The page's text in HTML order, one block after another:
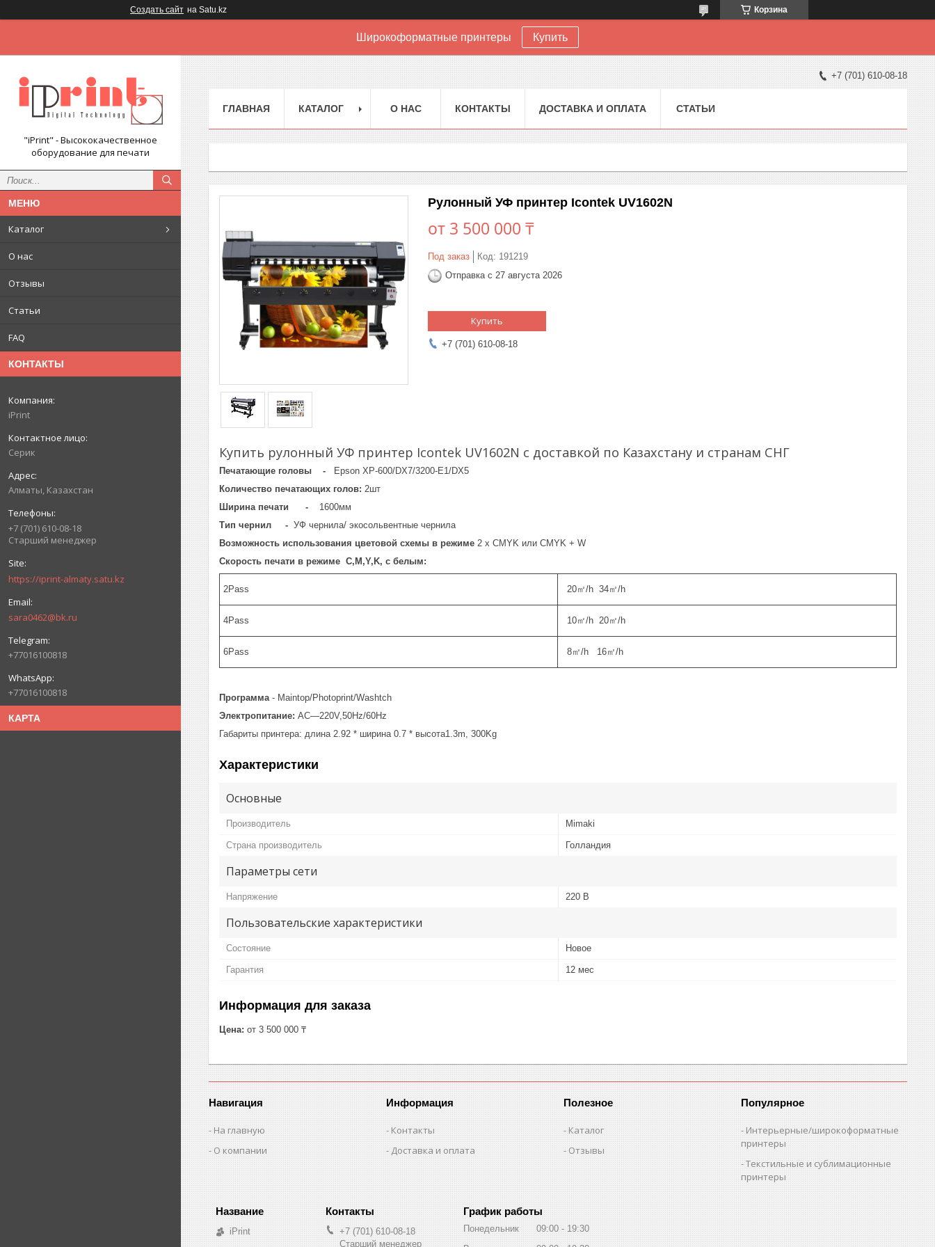
Создать сайт на Satu.kz Корзина
Широкоформатные принтеры Купить
"iPrint" - Высококачественное
оборудование для печати
Каталог
О нас
Отзывы
Статьи
FAQ
КОНТАКТЫ
iPrint
Серик
Алматы, Казахстан
+7 (701) 610-08-18
Старший менеджер
https://iprint-almaty.satu.kz
sara0462@bk.ru
+77016100818
+77016100818
КАРТА
+7 (701) 610-08-18
ГЛАВНАЯ КАТАЛОГ О НАС КОНТАКТЫ ДОСТАВКА И ОПЛАТА СТАТЬИ
Рулонный УФ принтер Icontek UV1602N
от 3 500 000 ₸
Под заказ Код: 191219
Отправка с 27 августа 2026
Купить
+7 (701) 610-08-18
Купить рулонный УФ принтер Icontek UV1602N с доставкой по Казахстану и странам СНГ
Печатающие головы -
Epson XP-600/DX7/3200-E1/DX5
Количество печатающих голов: 2шт
Ширина печати - 1600мм
Тип чернил - УФ чернила/ экосольвентные чернила
Возможность использования цветовой схемы в режиме 2 х CMYK или CMYK + W
Скорость печати в режиме C,M,Y,K, с белым:
2Pass 20㎡/h 34㎡/h
4Pass 10㎡/h 20㎡/h
6Pass 8㎡/h 16㎡/h
Программа - Maintop/Photoprint/Washtch
Электропитание: AC—220V,50Hz/60Hz
Габариты принтера: длина 2.92 * ширина 0.7 * высота1.3m, 300Kg
Характеристики
Основные
Производитель Mimaki
Страна производитель Голландия
Параметры сети
Напряжение 220 В
Пользовательские характеристики
Состояние Новое
Гарантия 12 мес
Информация для заказа
Цена: от 3 500 000 ₸
Навигация
На главную
О компании
Информация
Контакты
Доставка и оплата
Полезное
Каталог
Отзывы
Популярное
Интерьерные/широкоформатные
принтеры
Текстильные и сублимационные
принтеры
iPrint
+7 (701) 610-08-18
Старший менеджер
График работы
Понедельник 09:00
19:30